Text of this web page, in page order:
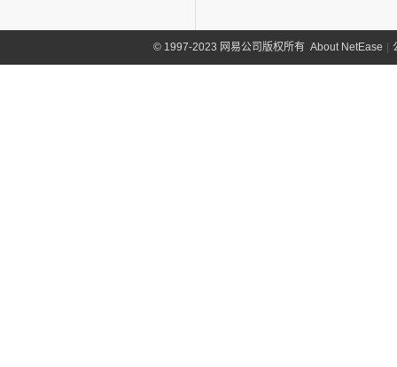
©1997-2023 网易公司版权所有 About NetEase